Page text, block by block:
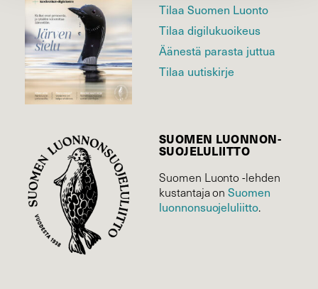
Tilaa Suomen Luonto
Tilaa digilukuoikeus
Äänestä parasta juttua
Tilaa uutiskirje
SUOMEN LUONNON­
SUOJELU­LIITTO
Suomen Luonto -lehden
kustantaja onSuomen
luonnonsuojelu­liitto.